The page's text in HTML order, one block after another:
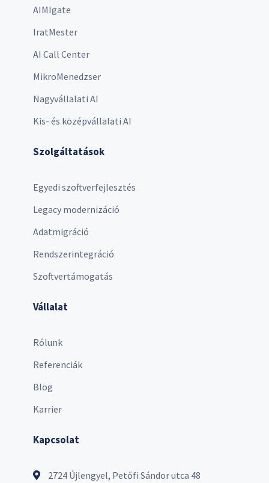
AIMIgate
IratMester
AI Call Center
MikroMenedzser
Nagyvállalati AI
Kis- és középvállalati AI
Szolgáltatások
Egyedi szoftverfejlesztés
Legacy modernizáció
Adatmigráció
Rendszerintegráció
Szoftvertámogatás
Vállalat
Rólunk
Referenciák
Blog
Karrier
Kapcsolat
2724 Újlengyel, Petőfi Sándor utca 48